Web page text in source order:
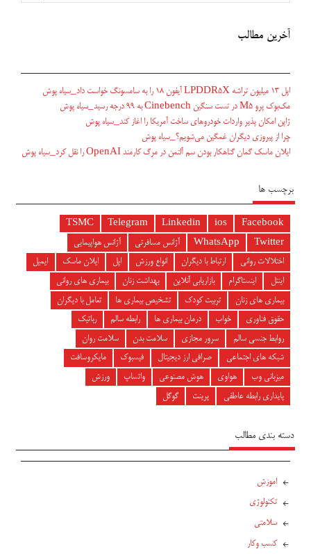
آخرین مطالب
اپل ۱۳ میلیون تراشه LPDDR5X آیفون ۱۸ را به سامسونگ خواست داد_سیاه پوش
مک‌بوک پرو M5 در تست سنگین Cinebench به ۹۹ درجه رسید_سیاه پوش
ژاپن امکان پذیر واردات خودروهای ساخت آمریکا را اغاز کند_سیاه پوش
چرا از پیروزی دیگران غمگین می‌شویم؟_سیاه پوش
ایلان ماسک گمان گناهکار بودن سم آلتمن در مرگ کارمند OpenAI را نقل کرد_سیاه پوش
برچسب ها
Facebook
ios
Linkedin
Telegram
TSMC
Twitter
WhatsApp آژانس مسافرتی
آژانس هواپیمایی
اختلالات روانی
ارتباط با دیگران انواع ورزش اپل ایلان ماسک
ایمیل
اینتل
اینستاگرام بازاریابی آنلاین بهداشت زنان
بیماری های روانی
بیماری های زنان
تربیت کودک تشخیص بیماری ها
تعامل با دیگران
حقوق فناوری
خواب درمان بیماری ها رابطه سالم
رباتیک
روابط جنسی سالم
سرور مجازی سلامت بدن
سلامت روان
شبکه های اجتماعی
صرافی ارز دیجیتال فیسبوک
مایکروسافت
میزبانی وب
هواوی هوش مصنوعی واتساپ
ورزش
پایداری رابطه عاطفی
پرینت گوگل
دسته بندی مطالب
اموزش
تکنولوژی
سلامتی
کسب وکار